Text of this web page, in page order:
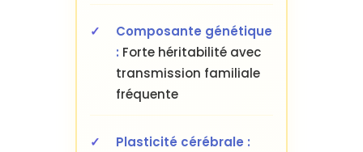
Composante génétique
: Forte héritabilité avec
transmission familiale
fréquente
Plasticité cérébrale :